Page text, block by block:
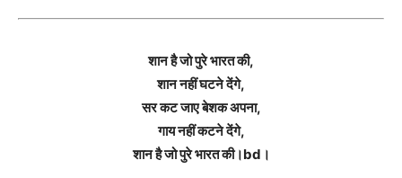
शान है जो पुरे भारत की,
शान नहीं घटने देंगे,
सर कट जाए बेशक अपना,
गाय नहीं कटने देंगे,
शान है जो पुरे भारत की।bd।